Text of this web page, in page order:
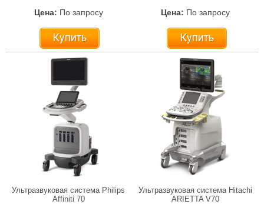
Цена: По запросу
Купить
Цена: По запросу
Купить
Ультразвуковая система Philips
Affiniti 70
Ультразвуковая система Hitachi
ARIETTA V70